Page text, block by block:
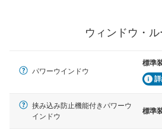
ウィンドウ・ル
パワーウインドウ
標準
挟み込み防止機能付きパワーウ
インドウ
標準